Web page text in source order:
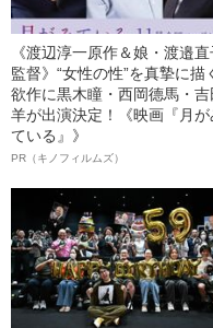
《渡辺淳一原作＆娘・渡邉
監督》“女性の性”を真摯に描
欲作に黒木瞳・西岡德馬・吉
羊が出演決定！《映画『月が
ている』》
PR（キノフィルムズ）